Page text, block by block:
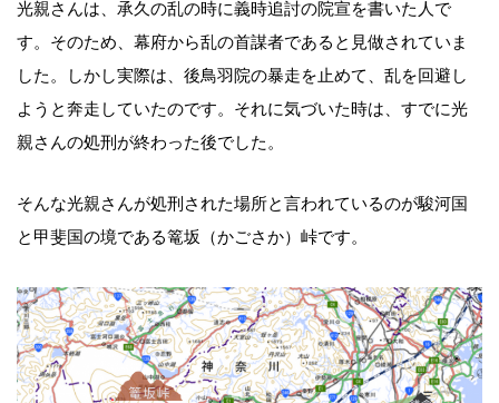
光親さんは、承久の乱の時に義時追討の院宣を書いた人で
す。そのため、幕府から乱の首謀者であると見做されていま
した。しかし実際は、後鳥羽院の暴走を止めて、乱を回避し
ようと奔走していたのです。それに気づいた時は、すでに光
親さんの処刑が終わった後でした。
そんな光親さんが処刑された場所と言われているのが駿河国
と甲斐国の境である篭坂（かごさか）峠です。